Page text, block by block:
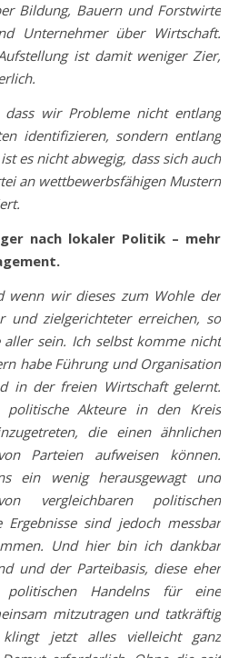
Bildung, Bauern und Forstwirte
Unternehmer über Wirtschaft.
ist damit weniger Zier,
wir Probleme nicht entlang
identifizieren, sondern entlang
es nicht abwegig, dass sich auch
an wettbewerbsfähigen Mustern
nach lokaler Politik – mehr
wenn wir dieses zum Wohle der
und zielgerichteter erreichen, so
sein. Ich selbst komme nicht
habe Führung und Organisation
in der freien Wirtschaft gelernt.
Akteure in den Kreis
die einen ähnlichen
Parteien aufweisen können.
ein wenig herausgewagt und
vergleichbaren politischen
Ergebnisse sind jedoch messbar
Und hier bin ich dankbar
und der Parteibasis, diese eher
Handelns für eine
mitzutragen und tatkräftig
jetzt alles vielleicht ganz